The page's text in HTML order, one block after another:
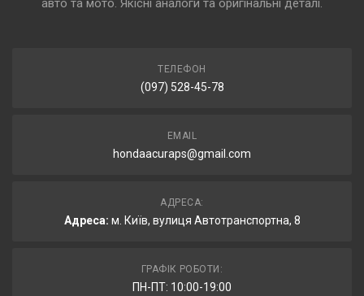
авто та мото. Якісні аналоги та оригінальні деталі.
ТЕЛЕФОН
(097) 528-45-78
EMAIL
hondaacuraps@gmail.com
АДРЕСА:
Адреса: м. Київ, вулиця Автотранспортна, 8
ГРАФІК РОБОТИ:
ПН-ПТ: 10:00-19:00